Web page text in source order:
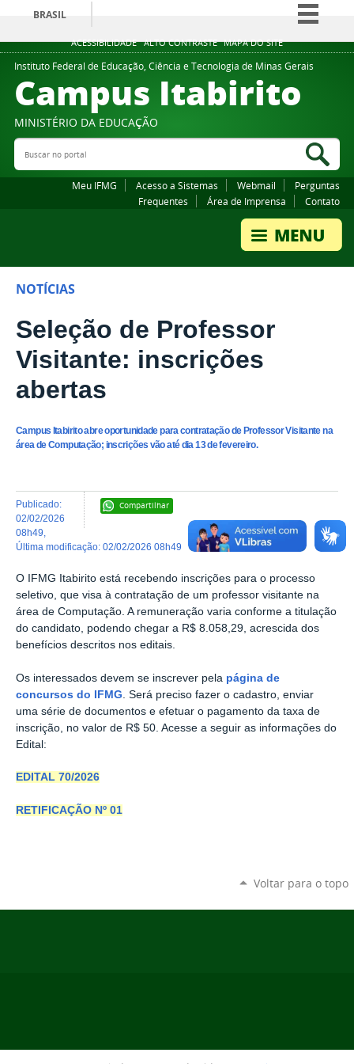
ACESSIBILIDADE ALTO CONTRASTE MAPA DO SITE
BRASIL
Simplifique!
Comunica BR
Participe
Legislação
Instituto Federal de Educação, Ciência e Tecnologia de Minas Gerais
Campus Itabirito
MINISTÉRIO DA EDUCAÇÃO
Buscar no portal
Meu IFMG Acesso a Sistemas Webmail
Perguntas
Frequentes
Área de Imprensa Contato
NOTÍCIAS
Seleção de Professor
Visitante: inscrições
abertas
Campus Itabirito abre oportunidade para contratação de Professor Visitante na
área de Computação; inscrições vão até dia 13 de fevereiro.
Compartilhar
publicado:
02/02/2026
08h49
última modificação: 02/02/2026 08h49
O IFMG Itabirito está recebendo inscrições para o processo
seletivo, que visa à contratação de um professor visitante na
área de Computação. A remuneração varia conforme a titulação
do candidato, podendo chegar a R$ 8.058,29, acrescida dos
benefícios descritos nos editais.
Os interessados devem se inscrever pela página de
concursos do IFMG . Será preciso fazer o cadastro, enviar
uma série de documentos e efetuar o pagamento da taxa de
inscrição, no valor de R$ 50. Acesse a seguir as informações do
Edital:
EDITAL 70/2026
RETIFICAÇÃO Nº 01
Voltar para o topo